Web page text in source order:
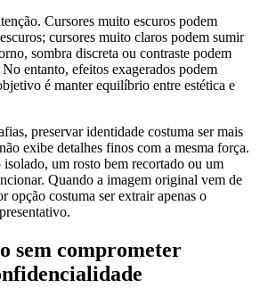
Cursores muito escuros podem
cursores muito claros podem sumir
sombra discreta ou contraste podem
entanto, efeitos exagerados podem
é manter equilíbrio entre estética e
preservar identidade costuma ser mais
exibe detalhes finos com a mesma força.
um rosto bem recortado ou um
Quando a imagem original vem de
opção costuma ser extrair apenas o
sem comprometer